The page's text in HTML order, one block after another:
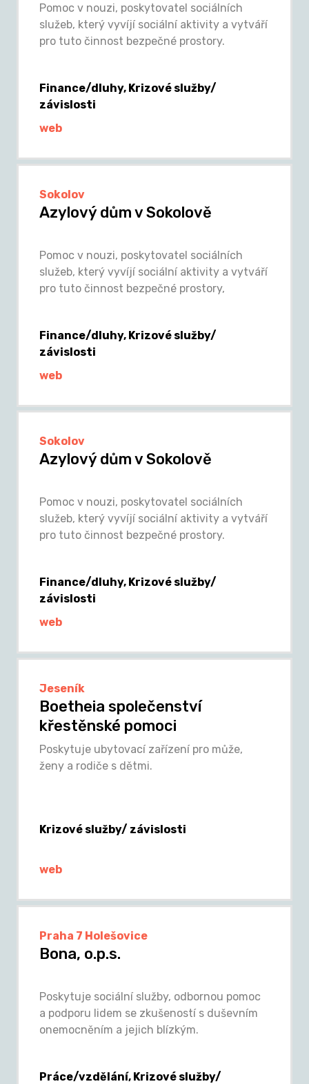
Pomoc v nouzi, poskytovatel sociálních
služeb, který vyvíjí sociální aktivity a vytváří
pro tuto činnost bezpečné prostory.
Finance/dluhy, Krizové služby/
závislosti
web
Sokolov
Azylový dům v Sokolově
Pomoc v nouzi, poskytovatel sociálních
služeb, který vyvíjí sociální aktivity a vytváří
pro tuto činnost bezpečné prostory,
Finance/dluhy, Krizové služby/
závislosti
web
Sokolov
Azylový dům v Sokolově
Pomoc v nouzi, poskytovatel sociálních
služeb, který vyvíjí sociální aktivity a vytváří
pro tuto činnost bezpečné prostory.
Finance/dluhy, Krizové služby/
závislosti
web
Jeseník
Boetheia společenství
křestěnské pomoci
Poskytuje ubytovací zařízení pro může,
ženy a rodiče s dětmi.
Krizové služby/ závislosti
web
Praha 7 Holešovice
Bona, o.p.s.
Poskytuje sociální služby, odbornou pomoc
a podporu lidem se zkušeností s duševním
onemocněním a jejich blízkým.
Práce/vzdělání, Krizové služby/